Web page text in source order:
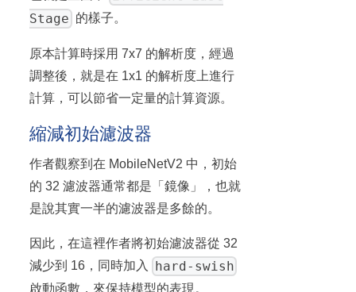
Stage 的樣子。
原本計算時採用 7x7 的解析度，經過
調整後，就是在 1x1 的解析度上進行
計算，可以節省一定量的計算資源。
縮減初始濾波器
作者觀察到在 MobileNetV2 中，初始
的 32 濾波器通常都是「鏡像」，也就
是說其實一半的濾波器是多餘的。
因此，在這裡作者將初始濾波器從 32
減少到 16，同時加入
hard-swish
啟動函數，來保持模型的表現。